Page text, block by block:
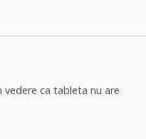
vedere ca tableta nu are